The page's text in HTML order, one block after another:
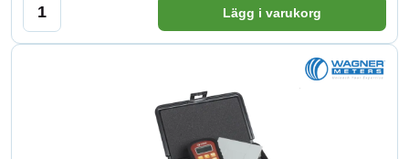
Lägg i varukorg